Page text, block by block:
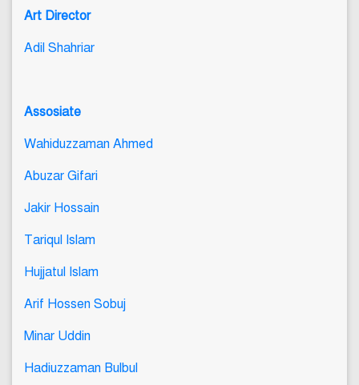
Art Director
Adil Shahriar
Assosiate
Wahiduzzaman Ahmed
Abuzar Gifari
Jakir Hossain
Tariqul Islam
Hujjatul Islam
Arif Hossen Sobuj
Minar Uddin
Hadiuzzaman Bulbul